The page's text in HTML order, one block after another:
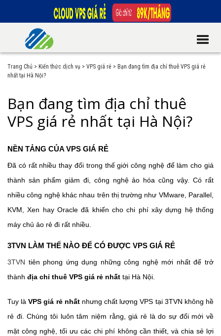
Trang Chủ > Kiến thức dịch vụ > VPS giá rẻ > Bạn đang tìm địa chỉ thuê VPS giá rẻ
nhất tại Hà Nội?
Bạn đang tìm địa chỉ thuê
VPS giá rẻ nhất tại Hà Nội?
NỀN TẢNG CỦA VPS GIÁ RẺ
Đã có rất nhiều thay đổi trong thế giới công nghệ để làm cho giá
thành sản phẩm giảm đi, công nghệ ảo hóa cũng vậy. Có rất
nhiều công nghệ khác nhau trên thị trường như VMware, Parallel,
KVM, Xen hay Oracle đã khiến cho chi phí xây dựng hệ thống
máy chủ ảo rẻ đi rất nhiều.
3TVN LÀM THẾ NÀO ĐỂ CÓ ĐƯỢC VPS GIÁ RẺ
3TVN tiên phong ứng dụng những công nghệ mới nhất để trở
thành địa chỉ thuê VPS giá rẻ nhất tại Hà Nội.
Tuy làVPS giá rẻ nhấtnhưng chất lượng VPS tại 3TVN không hề
rẻ đi. Chúng tôi luôn tâm niệm rằng, giá rẻ là do sự đổi mới về
mặt công nghệ, tối ưu các chi phí không cần thiết, và chia sẻ lợi